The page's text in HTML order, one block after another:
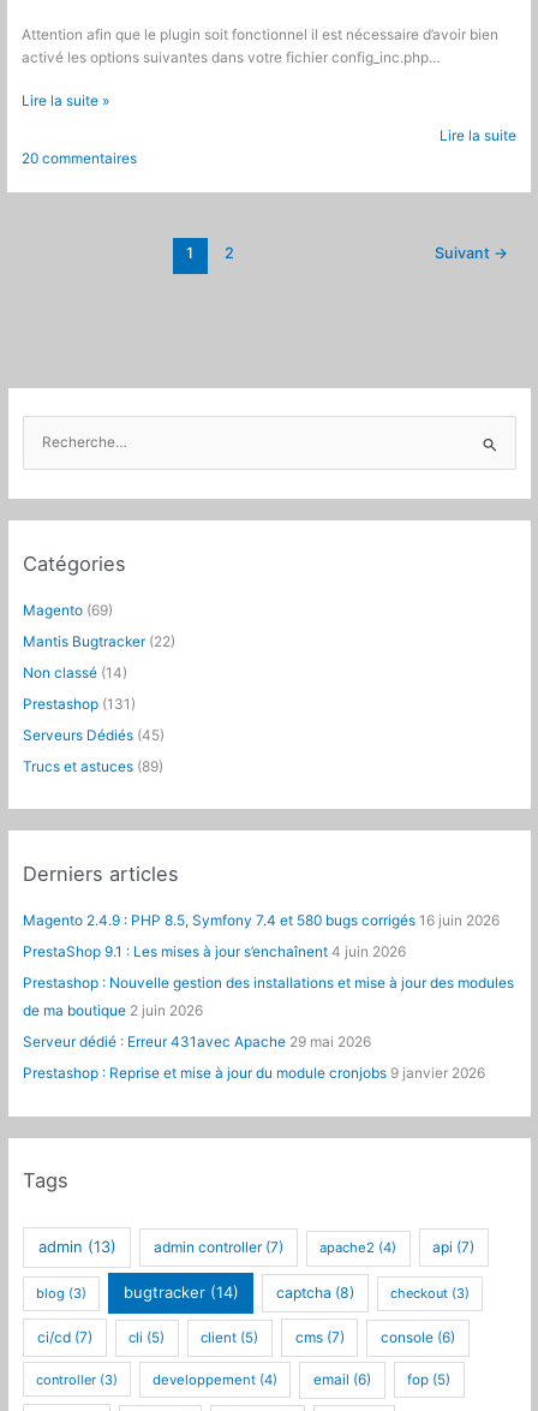
Attention afin que le plugin soit fonctionnel il est nécessaire d’avoir bien
activé les options suivantes dans votre fichier config_inc.php…
Création
de
suivi
Lire la suite »
Lire la suite
20 commentaires
1 2 Suivant →
r
e
r
:
Catégories
Magento (69)
Mantis Bugtracker (22)
Non classé (14)
Prestashop (131)
Serveurs Dédiés (45)
Trucs et astuces (89)
Derniers articles
Magento 2.4.9 : PHP 8.5, Symfony 7.4 et 580 bugs corrigés 16 juin 2026
PrestaShop 9.1 : Les mises à jour s’enchaînent 4 juin 2026
Prestashop : Nouvelle gestion des installations et mise à jour des modules
de ma boutique 2 juin 2026
Serveur dédié : Erreur 431avec Apache 29 mai 2026
Prestashop : Reprise et mise à jour du module cronjobs 9 janvier 2026
Tags
admin (13) admin controller(7) apache2 (4) api (7)
blog (3) bugtracker(14) captcha (8) checkout (3)
ci/cd (7) cli (5) client (5) cms(7) console (6)
controller (3) developpement (4) email (6) fop (5)